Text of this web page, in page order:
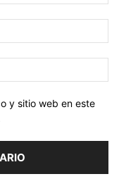
y sitio web en este